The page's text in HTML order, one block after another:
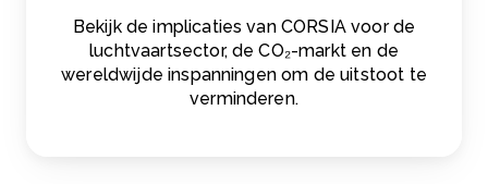
Bekijk de implicaties van CORSIA voor de
luchtvaartsector, de CO₂-markt en de
wereldwijde inspanningen om de uitstoot te
verminderen.